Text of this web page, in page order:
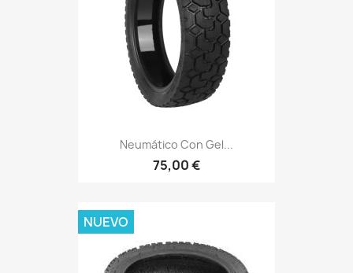
Neumático Con Gel...
75,00 €
NUEVO